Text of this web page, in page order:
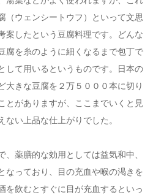
（ウェンシートウフ）といって文思
案したという豆腐料理です。どんな
腐を糸のように細くなるまで包丁で
して用いるというものです。日本の
大きな豆腐を２万５０００本に切り
とがありますが、ここまでいくと見
ない上品な仕上がりでした。
、薬膳的な効用としては益気和中、
なっており、目の充血や喉の渇きを
を飲むとすぐに目が充血するといっ